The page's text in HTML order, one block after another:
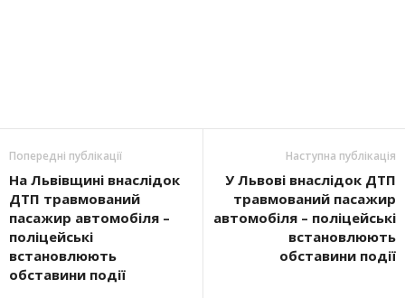
Попередні публікації
На Львівщині внаслідок
ДТП травмований
пасажир автомобіля –
поліцейські
встановлюють
обставини події
Наступна публікація
У Львові внаслідок ДТП
травмований пасажир
автомобіля – поліцейські
встановлюють
обставини події